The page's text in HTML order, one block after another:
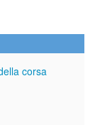
corsa